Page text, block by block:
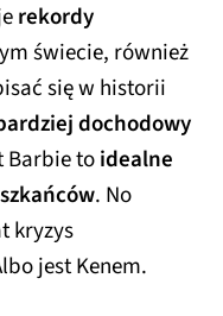
rekordy
świecie, również
się w historii
dochodowy
Barbie toidealne
. No
kryzys
jest Kenem.